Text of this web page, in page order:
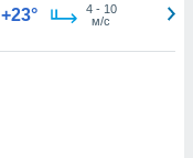
+23° 4- 10
м/с